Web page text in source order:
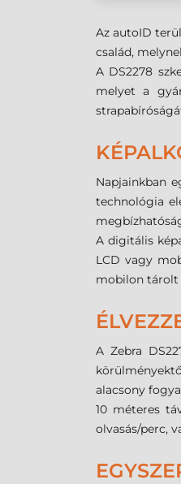
Az autoID
család,
A DS2278
melyet a
Napjainkban
technológia
A digitális
LCD vagy
mobilon tárolt
A Zebra
alacsony
10 méteres
olvasás/perc,